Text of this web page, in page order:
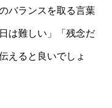
バランスを取る言葉
は難しい」「残念だ
えると良いでしょ